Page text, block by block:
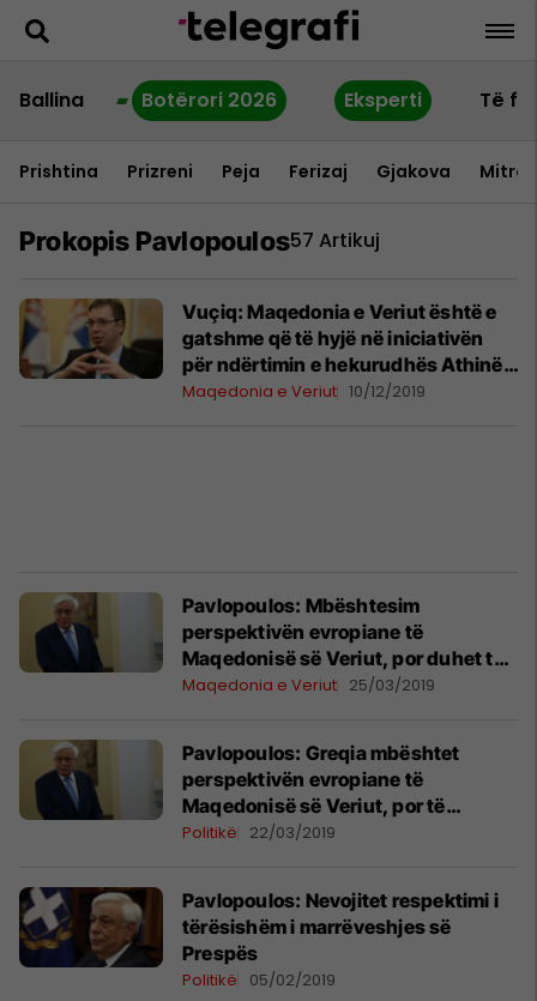
Ballina Botërori 2026 Eksperti Të
Prishtina Prizreni Peja Ferizaj Gjakova
Prokopis Pavlopoulos57 Artikuj
Vuçiq: Maqedonia e Veriut është e
gatshme që të hyjë në iniciativën
për ndërtimin e hekurudhës Athinë-
Shkup-Beograd
Maqedonia e Veriut 10/12/2019
Pavlopoulos: Mbështesim
perspektivën evropiane të
Maqedonisë së Veriut, por duhet të
përmbushen parakushtet
Maqedonia e Veriut 25/03/2019
Pavlopoulos: Greqia mbështet
perspektivën evropiane të
Maqedonisë së Veriut, por të
plotësohen parakushtet
Politikë 22/03/2019
Pavlopoulos: Nevojitet respektimi i
tërësishëm i marrëveshjes së
Prespës
Politikë 05/02/2019